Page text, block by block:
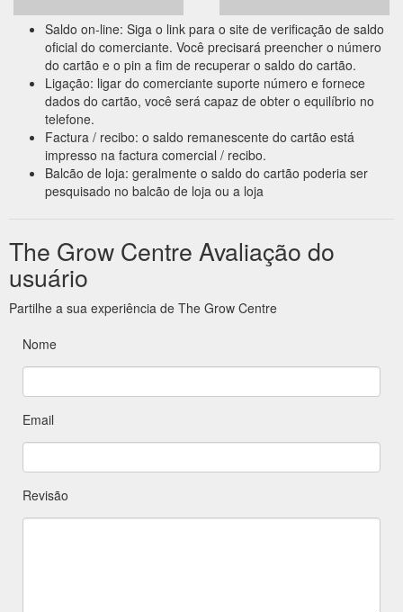
Saldo on-line: Siga o link para o site de verificação de saldo
oficial do comerciante. Você precisará preencher o número
do cartão e o pin a fim de recuperar o saldo do cartão.
Ligação: ligar do comerciante suporte número e fornece
dados do cartão, você será capaz de obter o equilíbrio no
telefone.
Factura / recibo: o saldo remanescente do cartão está
impresso na factura comercial / recibo.
Balcão de loja: geralmente o saldo do cartão poderia ser
pesquisado no balcão de loja ou a loja
The Grow Centre Avaliação do
usuário
Partilhe a sua experiência de The Grow Centre
Nome
Email
Revisão